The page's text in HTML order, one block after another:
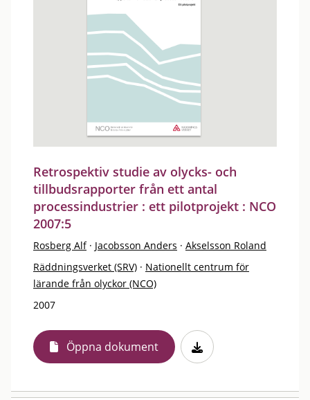
Retrospektiv studie av olycks- och
tillbudsrapporter från ett antal
processindustrier : ett pilotprojekt : NCO
2007:5
Rosberg Alf · Jacobsson Anders · Akselsson Roland
Räddningsverket (SRV) · Nationellt centrum för
lärande från olyckor (NCO)
2007
Öppna dokument